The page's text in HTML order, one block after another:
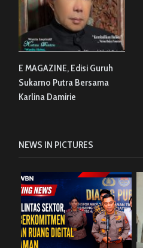
E MAGAZINE, Edisi Guruh
Sukarno Putra Bersama
Karlina Damirie
NEWS IN PICTURES